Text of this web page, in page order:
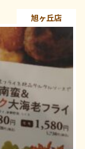
旭ヶ丘店